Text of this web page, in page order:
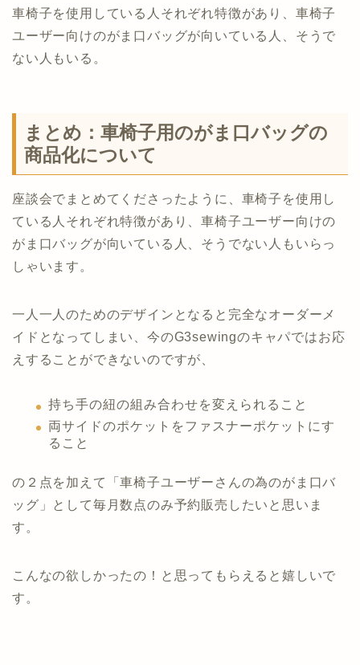
車椅子を使用している人それぞれ特徴があり、車椅子
ユーザー向けのがま口バッグが向いている人、そうで
ない人もいる。
まとめ：車椅子用のがま口バッグの
商品化について
座談会でまとめてくださったように、車椅子を使用し
ている人それぞれ特徴があり、車椅子ユーザー向けの
がま口バッグが向いている人、そうでない人もいらっ
しゃいます。
一人一人のためのデザインとなると完全なオーダーメ
イドとなってしまい、今のG3sewingのキャパではお応
えすることができないのですが、
持ち手の紐の組み合わせを変えられること
両サイドのポケットをファスナーポケットにす
ること
の２点を加えて「車椅子ユーザーさんの為のがま口バ
ッグ」として毎月数点のみ予約販売したいと思いま
す。
こんなの欲しかったの！と思ってもらえると嬉しいで
す。